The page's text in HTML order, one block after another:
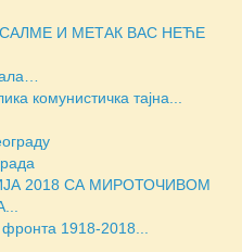
И МЕТАК ВАС НЕЋЕ
комунистичка тајна...
2018 СА МИРОТОЧИВОМ
фронта 1918-2018...